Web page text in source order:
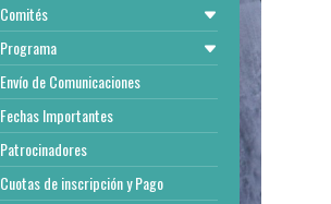
Comités
Programa
Envío de Comunicaciones
Fechas Importantes
Patrocinadores
Cuotas de inscripción y Pago